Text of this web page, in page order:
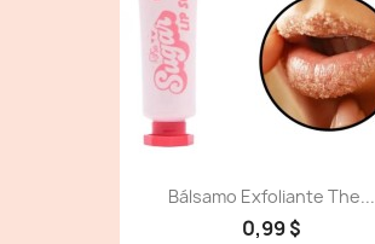
Bálsamo Exfoliante The...
0,99 $